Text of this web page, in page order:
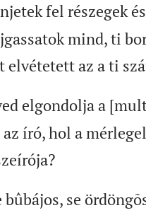
fel részegek és
mind, ti
elvétetett az a ti
elgondolja a
író, hol a
bûbájos, se